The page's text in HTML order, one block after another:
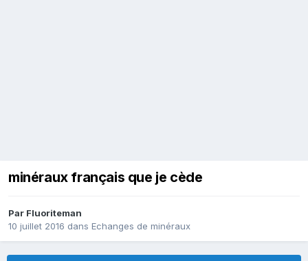
minéraux français que je cède
Par Fluoriteman
10 juillet 2016 dans Echanges de minéraux